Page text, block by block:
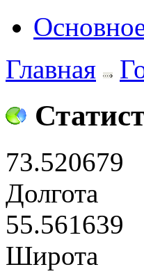
Главная
73.520679
Долгота
55.561639
Широта